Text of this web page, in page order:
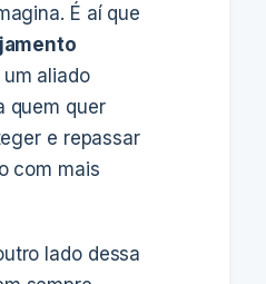
É aí que
aliado
quem quer
e repassar
com mais
lado dessa